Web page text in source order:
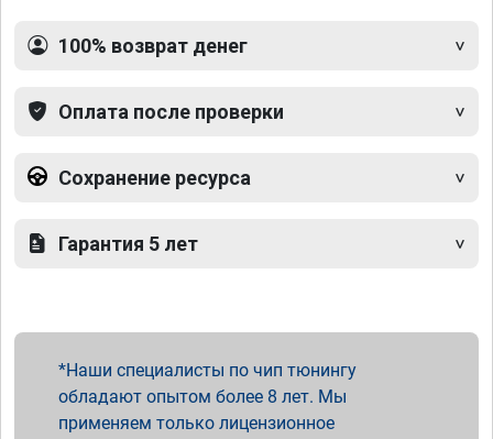
100% возврат денег
Оплата после проверки
Сохранение ресурса
Гарантия 5 лет
Наши специалисты по чип тюнингу
обладают опытом более 8 лет. Мы
применяем только лицензионное